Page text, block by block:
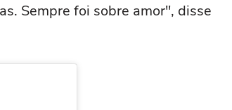
Sempre foi sobre amor", disse